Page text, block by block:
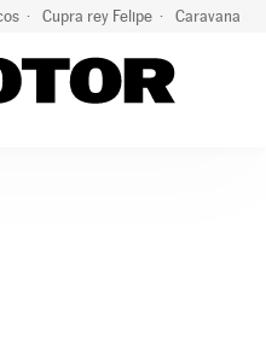
Cupra rey Felipe Caravana